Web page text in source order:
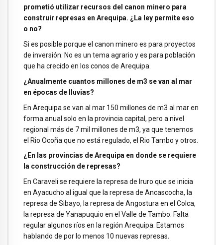
prometió utilizar recursos del canon minero para
construir represas en Arequipa. ¿La ley permite eso
o no?
Si es posible porque el canon minero es para proyectos
de inversión. No es un tema agrario y es para población
que ha crecido en los conos de Arequipa.
¿Anualmente cuantos millones de m3 se van al mar
en épocas de lluvias?
En Arequipa se van al mar 150 millones de m3 al mar en
forma anual solo en la provincia capital, pero a nivel
regional más de 7 mil millones de m3, ya que tenemos
el Rio Ocoña que no está regulado, el Rio Tambo y otros.
¿En las provincias de Arequipa en donde se requiere
la construcción de represas?
En Caraveli se requiere la represa de Iruro que se inicia
en Ayacucho al igual que la represa de Ancascocha, la
represa de Sibayo, la represa de Angostura en el Colca,
la represa de Yanapuquio en el Valle de Tambo. Falta
regular algunos ríos en la región Arequipa. Estamos
hablando de por lo menos 10 nuevas represas.